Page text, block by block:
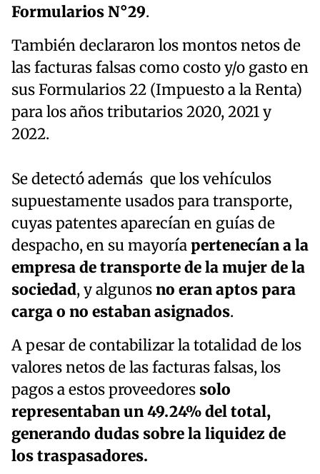
Formularios N°29.
También declararon los montos netos de
las facturas falsas como costo y/o gasto en
sus Formularios 22 (Impuesto a la Renta)
para los años tributarios 2020, 2021 y
2022.
Se detectó además que los vehículos
supuestamente usados para transporte,
cuyas patentes aparecían en guías de
despacho, en su mayoríapertenecían a la
empresa de transporte de la mujer de la
sociedad, y algunosno eran aptos para
carga o no estaban asignados.
A pesar de contabilizar la totalidad de los
valores netos de las facturas falsas, los
pagos a estos proveedores solo
representaban un 49.24% del total,
generando dudas sobre la liquidez de
los traspasadores.